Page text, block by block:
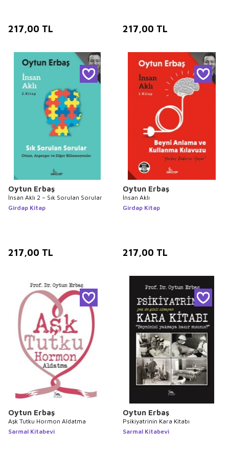
217,00 TL 217,00 TL
Oytun Erbaş
İnsan Aklı 2 – Sık Sorulan Sorular
Girdap Kitap
217,00 TL
Oytun Erbaş
İnsan Aklı
Girdap Kitap
217,00 TL
Oytun Erbaş
Aşk Tutku Hormon Aldatma
Sarmal Kitabevi
Oytun Erbaş
Psikiyatrinin Kara Kitabı
Sarmal Kitabevi